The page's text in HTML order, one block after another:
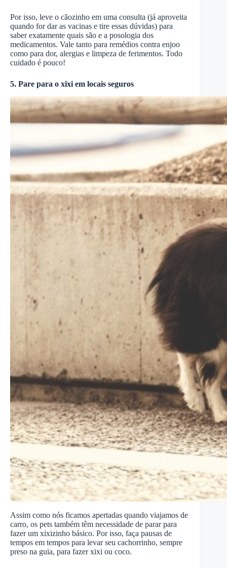
Por isso, leve o cãozinho em uma consulta (já aproveita
quando for dar as vacinas e tire essas dúvidas) para
saber exatamente quais são e a posologia dos
medicamentos. Vale tanto para remédios contra enjoo
como para dor, alergias e limpeza de ferimentos. Todo
cuidado é pouco!
5. Pare para o xixi em locais seguros
Assim como nós ficamos apertadas quando viajamos de
carro, os pets também têm necessidade de parar para
fazer um xixizinho básico. Por isso, faça pausas de
tempos em tempos para levar seu cachorrinho, sempre
preso na guia, para fazer xixi ou coco.